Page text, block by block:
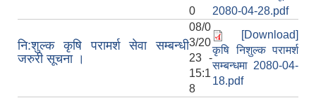
0
2080-04-28.pdf
नि:शुल्क कृषि परामर्श सेवा सम्बन्धी
जरुरी सूचना ।
08/0
3/20
23 -
15:1
8
[Download]
कृषि निशुल्क परामर्श
सम्बन्धमा 2080-04-
18.pdf